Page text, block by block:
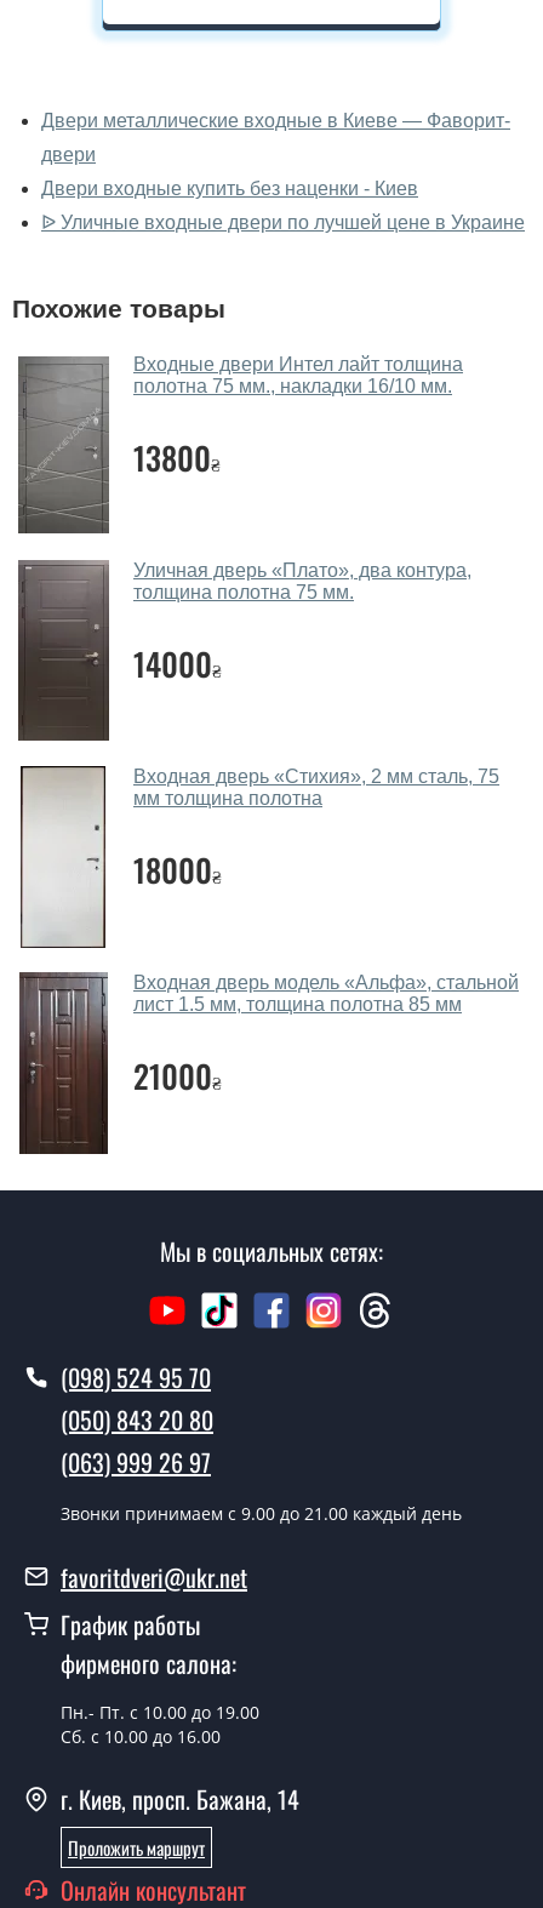
входные вживую?
Да, можно посмотреть двери входные в нашем
фирменном салоне-магазине.
У вас большой магазин?
дверей.
Помогаете ли вы выбрать двери
входные?
Да. Мы консультируем покупателей
через мессенджеры, онлайн чат или непосредственно
в нашем салоне-магазине.
Какие двери входные посоветуете?
Наши рекомендации зависят от необходимых
параметров, Вашего бюджета и других факторов.
каждого посетителя.
Да, делаем. Наши специалисты могут произвести
замер и консультацию на выезде. Каждый сотрудник
имеет с собой каталоги цветов и узоров. После
не посещая наш офис.
Вызов замерщика-консультанта стоит 450 грн.
Вы производите установку входных
Да производим. Монтаж входных дверей
производится согласно очереди, во все дни кроме
воскресенья.
Сколько стоит установка дверей
Как быстро можете установить двери
В тот же день в течении нескольких часов, при
условии наличия их на складе, либо на следующий
день.
замерщика?
Да можно.
У вас есть в наличии готовые двери
дверей.
входных дверей?
От 5200 грн.
Нужны двери входные эконом
Двери металлические входные в Киеве — Фаворит-
двери
Двери входные купить без наценки - Киев
ᐉ Уличные входные двери по лучшей цене в Украине
Похожие товары
Входные двери Интел лайт толщина
полотна 75 мм., накладки 16/10 мм.
13800₴
Уличная дверь «Плато», два контура,
толщина полотна 75 мм.
14000₴
Входная дверь «Стихия», 2 мм сталь, 75
мм толщина полотна
18000₴
Входная дверь модель «Альфа», стальной
лист 1.5 мм, толщина полотна 85 мм
21000₴
Мы в социальных сетях:
(098) 524 95 70
(050) 843 20 80
(063) 999 26 97
Звонки принимаем c 9.00 до 21.00 каждый день
favoritdveri@ukr.net
График работы
фирменого салона:
Пн.- Пт. с 10.00 до 19.00
Сб. с 10.00 до 16.00
г. Киев, просп. Бажана, 14
Проложить маршрут
Онлайн консультант